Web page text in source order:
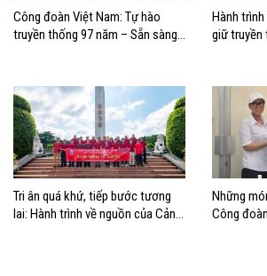
Công đoàn Việt Nam: Tự hào
truyền thống 97 năm – Sẵn sàng
Hành trình
giữ truyền
Tri ân quá khứ, tiếp bước tương
lai: Hành trình về nguồn của Cảng
Những
Công